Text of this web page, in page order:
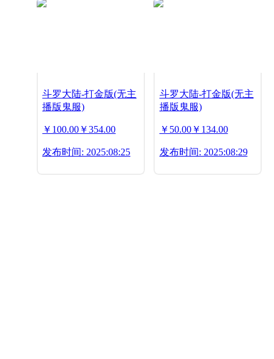
斗罗大陆-打金版(无主
播版鬼服)
￥100.00 ￥354.00
发布时间: 2025:08:25
斗罗大陆-打金版(无主
播版鬼服)
￥50.00￥134.00
发布时间: 2025:08:29